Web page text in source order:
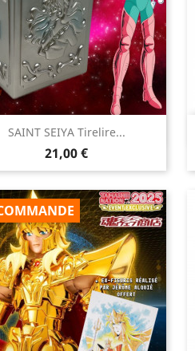
SAINT SEIYA Tirelire...
Prix
21,00 €
Aperçu rapide